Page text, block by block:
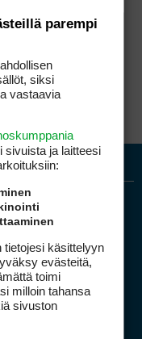
parempi
siksi
vastaavia
sivuista ja laitteesi
tietojesi käsittelyyn
evästeitä,
toimi
milloin tahansa
sivuston